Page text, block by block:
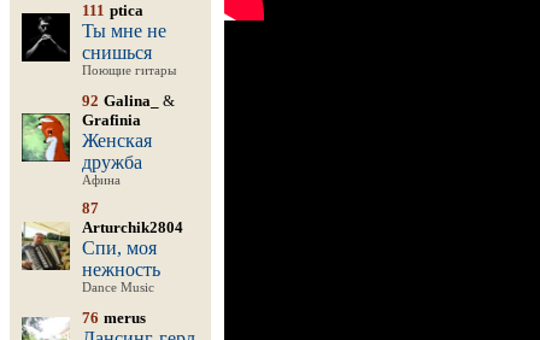
111 ptica
Ты мне не
снишься
Поющие гитары
92 Galina_
&
Grafinia
Женская
дружба
Афина
87
Arturchik2804
Спи, моя
нежность
Dance Music
76 merus